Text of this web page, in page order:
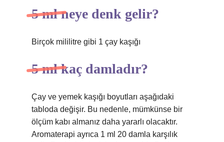
5 ml neye denk gelir?
Birçok mililitre gibi 1 çay kaşığı
5 ml kaç damladır?
Çay ve yemek kaşığı boyutları aşağıdaki
tabloda değişir. Bu nedenle, mümkünse bir
ölçüm kabı almanız daha yararlı olacaktır.
Aromaterapi ayrıca 1 ml 20 damla karşılık